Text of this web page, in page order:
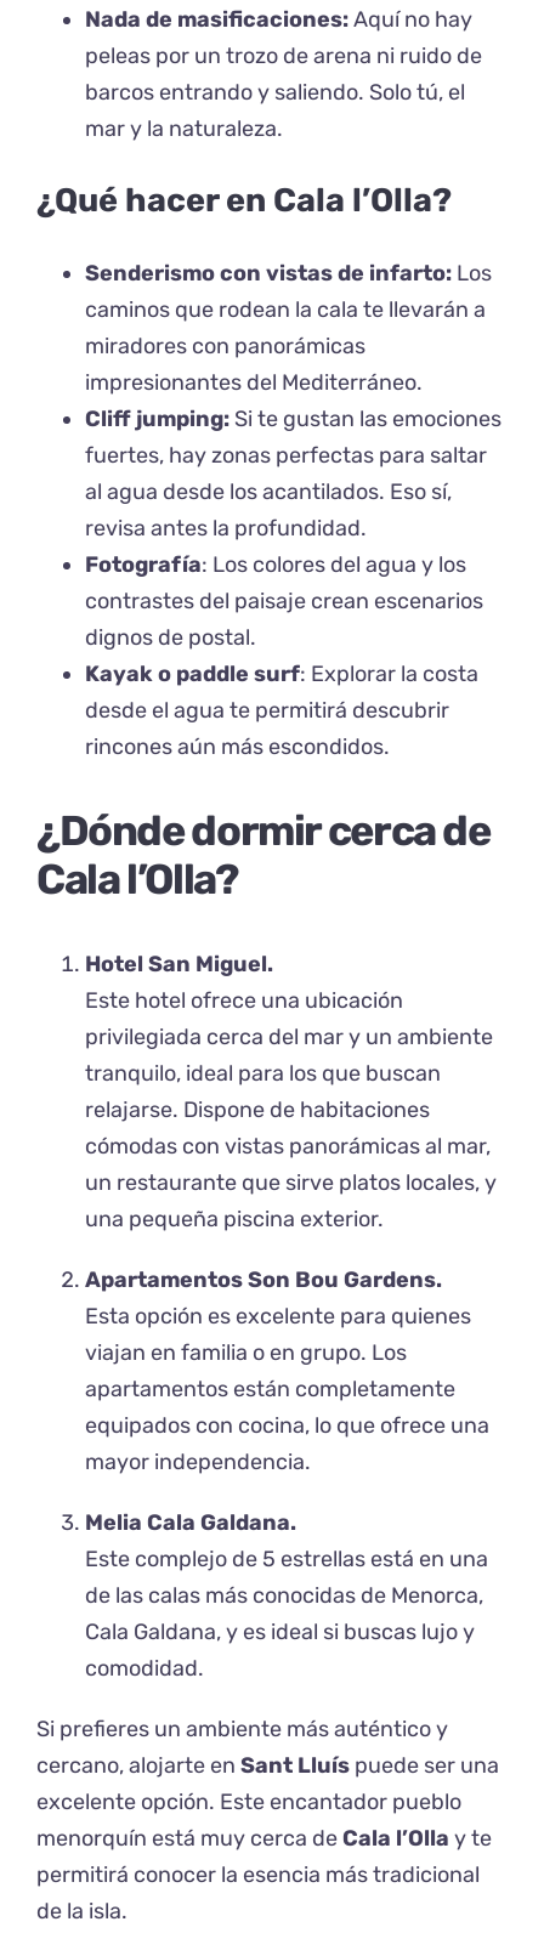
Nada de masificaciones:Aquí no hay
peleas por un trozo de arena ni ruido de
barcos entrando y saliendo. Solo tú, el
mar y la naturaleza.
¿Qué hacer en Cala l’Olla?
Senderismo con vistas de infarto:Los
caminos que rodean la cala te llevarán a
miradores con panorámicas
impresionantes del Mediterráneo.
Cliff jumping:Si te gustan las emociones
fuertes, hay zonas perfectas para saltar
al agua desde los acantilados. Eso sí,
revisa antes la profundidad.
Fotografía: Los colores del agua y los
contrastes del paisaje crean escenarios
dignos de postal.
Kayak o paddle surf: Explorar la costa
desde el agua te permitirá descubrir
rincones aún más escondidos.
¿Dónde dormir cerca de
Cala l’Olla?
Hotel San Miguel.
Este hotel ofrece una ubicación
privilegiada cerca del mar y un ambiente
tranquilo, ideal para los que buscan
relajarse. Dispone de habitaciones
cómodas con vistas panorámicas al mar,
un restaurante que sirve platos locales, y
una pequeña piscina exterior.
Apartamentos Son Bou Gardens.
Esta opción es excelente para quienes
viajan en familia o en grupo. Los
apartamentos están completamente
equipados con cocina, lo que ofrece una
mayor independencia.
Melia Cala Galdana.
Este complejo de 5 estrellas está en una
de las calas más conocidas de Menorca,
Cala Galdana, y es ideal si buscas lujo y
comodidad.
Si prefieres un ambiente más auténtico y
cercano, alojarte en Sant Lluíspuede ser una
excelente opción. Este encantador pueblo
menorquín está muy cerca deCala l’Olla y te
permitirá conocer la esencia más tradicional
de la isla.